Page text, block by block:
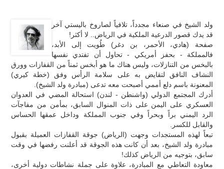
ولد الشيخ في صنعاء مجدداً، تلافياً لصاروخ باليستي آخر
قد يدك قصور الدرعية الملكية في الرياض.. لا أكثر!
صفحة (هادي، الأحمر، بن دغر) طُويت إلى الأبد،
فالمملكة - بحفز أمريكي - تحاول أن تفتدي نفسها
بالبخس من التنازلات، وليس هناك ما هو أبخس ثمناً من القفازات وورق
النشاف النافق لتقايض به على سلامة الرأس وفق (خطة كيري)
المعنونة باسم دلع أممي أصبحت معه تدعى (مبادرة ولد الشيخ).
أدرك المجتمع الدولي (واشنطن - لندن) استحالة المضي في العدوان
العسكري على اليمن على ذات المنوال السابق، بمأمن من مفاجآت
الرد اليمني براً وبحراً وفي جنوب المملكة وداخل عمقها الحساس
والقابل للكسر.
تبعاً لهذه المستجدات وجهت (الرياض) جوقة القفازات العميلة بقبول
مبادرة ولد الشيخ، بعد أن كانت هذه الجوقة قد أعلنت رفضها في وقت
سابق، بتوجيه من الرياض كذلك!
معاودة التعاطي مع المبادرة، علاوة على جملة نشاطات دولية أخرى،